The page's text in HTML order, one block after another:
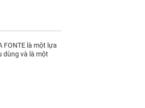
FONTE là một lựa
dùng và là một